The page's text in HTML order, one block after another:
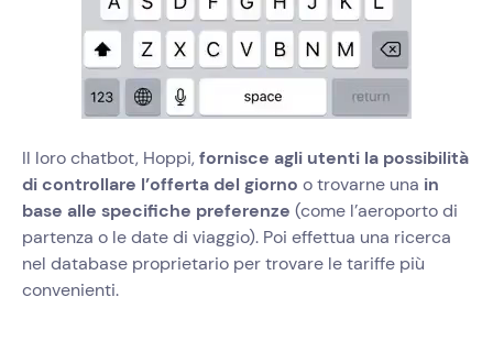
Il loro chatbot, Hoppi, fornisce agli utenti la possibilità
di controllare l’offerta del giorno o trovarne una in
base alle specifiche preferenze (come l’aeroporto di
partenza o le date di viaggio). Poi effettua una ricerca
nel database proprietario per trovare le tariffe più
convenienti.